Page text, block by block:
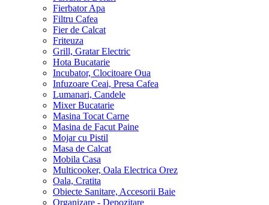
Fierbator Apa
Filtru Cafea
Fier de Calcat
Friteuza
Grill, Gratar Electric
Hota Bucatarie
Incubator, Clocitoare Oua
Infuzoare Ceai, Presa Cafea
Lumanari, Candele
Mixer Bucatarie
Masina Tocat Carne
Masina de Facut Paine
Mojar cu Pistil
Masa de Calcat
Mobila Casa
Multicooker, Oala Electrica Orez
Oala, Cratita
Obiecte Sanitare, Accesorii Baie
Organizare - Depozitare